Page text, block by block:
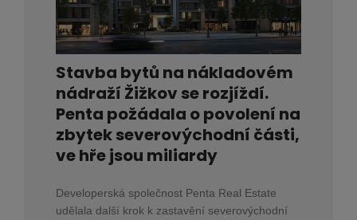
Stavba bytů na nákladovém
nádraží Žižkov se rozjíždí.
Penta požádala o povolení na
zbytek severovýchodní části,
ve hře jsou miliardy
Developerská společnost Penta Real Estate
udělala další krok k zastavění severovýchodní